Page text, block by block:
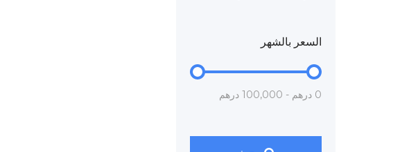
السعر بالشهر
0 درهم - 100,000 درهم